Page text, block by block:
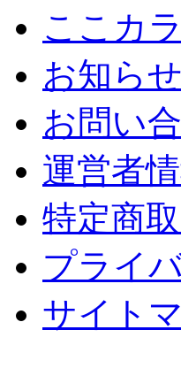
ここカ
お知らせ
お問い
運営者
特定商
プライ
サイト